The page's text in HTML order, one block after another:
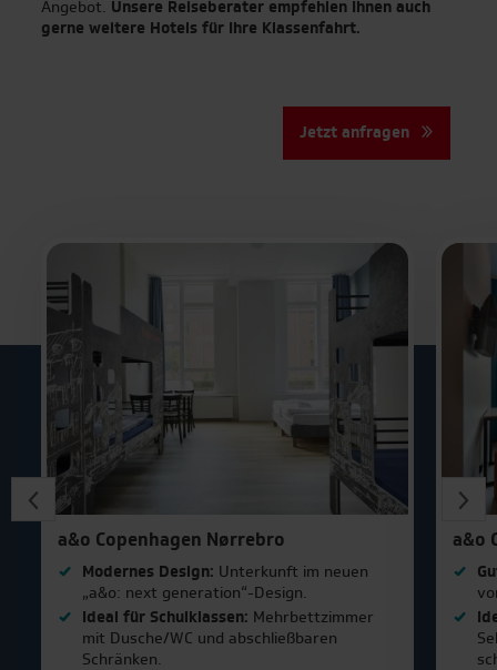
| Top-Reiseziele für
Klassenfahrten
Angebot. Unsere Reiseberater empfehlen Ihnen auch
gerne weitere Hotels für Ihre Klassenfahrt.
Jetzt anfragen
a&o Copenhagen Nørrebro
Modernes Design: Unterkunft im neuen
„a&o: next generation“-Design.
Ideal für Schulklassen: Mehrbettzimmer
mit Dusche/WC und abschließbaren
Schränken.
a&o